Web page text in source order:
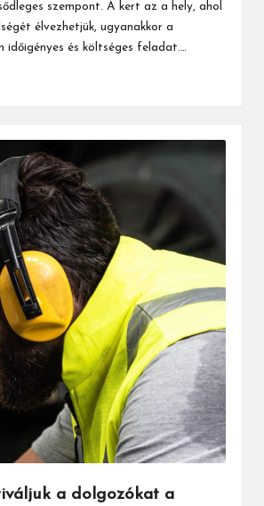
szempont. A kert az a hely, ahol
élvezhetjük, ugyanakkor a
időigényes és költséges feladat.…
a dolgozókat a